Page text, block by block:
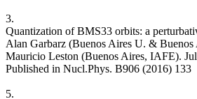
3.
Quantization of BMS33 orbits: a
Alan Garbarz (Buenos Aires U. &
Mauricio Leston (Buenos Aires, IAFE).
Published in Nucl.Phys. B906 (2016) 133
5.